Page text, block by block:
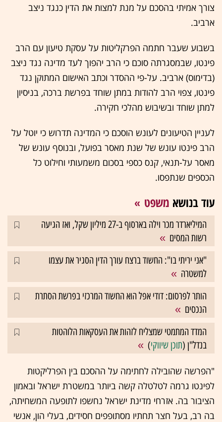
צורך אמיתי בהסכם על מנת למצות את הדין כנגד ניצב
ארביב.
בשבוע שעבר חתמה הפרקליטות על עסקת טיעון עם הרב
פינטו, שבמסגרתה סוכם כי הרב יהפוך לעד מדינה נגד ניצב
(בדימוס) ארביב. על-פי ההסדר וכתב האישום המתוקן נגד
פינטו, צפוי הרב להודות במתן שוחד בפרשת ברכה, בניסיון
למתן שוחד ובשיבוש מהלכי חקירה.
לעניין הטיעונים לעונש הוסכם כי המדינה תדרוש כי יוטל על
הרב פינטו עונש של שנת מאסר בפועל, ובנוסף עונש של
מאסר על-תנאי, קנס כספי בסכום משמעותי וחילוט כל
הכספים שנתפסו.
עוד בנושא משפט
המיליארדר מכר וילה בארסוף ב-27 מיליון שקל, ואז הגיעה
רשות המסים
"אני יריתי בו": החשוד ברצח עורך הדין הסגיר את עצמו
למשטרה
הותר לפרסום: דודי אפל הוא החשוד המרכזי בפרשת הסתרת
הנכסים
המדד המתמטי שמצליח לזהות את העסקאות הלוהטות
בנדל"ן (תוכן שיווקי)
"הפרשה שהובילה לחתימה על ההסכם בין הפרליקטות
לפינטו גרמה לטלטלה קשה ביותר במשטרת ישראל ובאמון
הציבור בה. אזרחי מדינת ישראל נחשפו לתופעה המשחיתה,
בה רב, בעל חצר תחתיו מסתופפים חסידים, בעלי הון, אנשי